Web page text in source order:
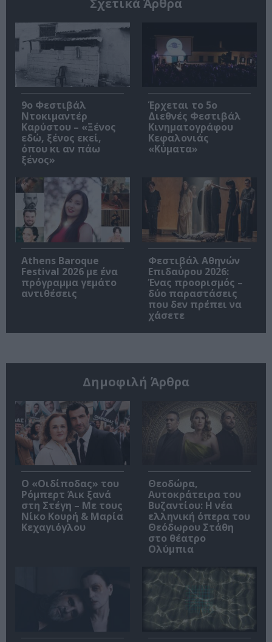
9ο Φεστιβάλ
Ντοκιμαντέρ
Καρύστου – «Ξένος
εδώ, ξένος εκεί,
όπου κι αν πάω
ξένος»
Έρχεται το 5ο
Διεθνές Φεστιβάλ
Κινηματογράφου
Κεφαλονιάς
«Κύματα»
Athens Baroque
Festival 2026 με ένα
πρόγραμμα γεμάτο
αντιθέσεις
Φεστιβάλ Αθηνών
Επιδαύρου 2026:
Ένας προορισμός –
δύο παραστάσεις
που δεν πρέπει να
χάσετε
Δημοφιλή Άρθρα
O «Οιδίποδας» του
Ρόμπερτ Άικ ξανά
στη Στέγη – Με τους
Νίκο Κουρή & Μαρία
Κεχαγιόγλου
Θεοδώρα,
Αυτοκράτειρα του
Βυζαντίου: Η νέα
ελληνική όπερα του
Θεόδωρου Στάθη
στο θέατρο
Ολύμπια